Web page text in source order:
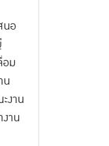
นอ
อม
น
งาน
าน